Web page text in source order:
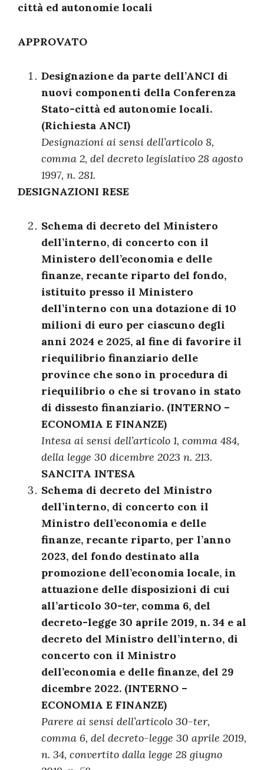
città ed autonomie locali
APPROVATO
Designazione da parte dell’ANCI di
nuovi componenti della Conferenza
Stato-città ed autonomie locali.
(Richiesta ANCI)
Designazioni ai sensi dell’articolo 8,
comma 2, del decreto legislativo 28 agosto
1997, n. 281.
DESIGNAZIONI RESE
Schema di decreto del Ministero
dell’interno, di concerto con il
Ministero dell’economia e delle
finanze, recante riparto del fondo,
istituito presso il Ministero
dell’interno con una dotazione di 10
milioni di euro per ciascuno degli
anni 2024 e 2025, al fine di favorire il
riequilibrio finanziario delle
province che sono in procedura di
riequilibrio o che si trovano in stato
di dissesto finanziario. (INTERNO –
ECONOMIA E FINANZE)
Intesa ai sensi dell’articolo 1, comma 484,
della legge 30 dicembre 2023 n. 213.
SANCITA INTESA
Schema di decreto del Ministro
dell’interno, di concerto con il
Ministro dell’economia e delle
finanze, recante riparto, per l’anno
2023, del fondo destinato alla
promozione dell’economia locale, in
attuazione delle disposizioni di cui
all’articolo 30-ter, comma 6, del
decreto-legge 30 aprile 2019, n. 34 e al
decreto del Ministro dell’interno, di
concerto con il Ministro
dell’economia e delle finanze, del 29
dicembre 2022. (INTERNO –
ECONOMIA E FINANZE)
Parere ai sensi dell’articolo 30-ter,
comma 6, del decreto-legge 30 aprile 2019,
n. 34, convertito dalla legge 28 giugno